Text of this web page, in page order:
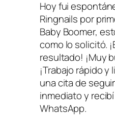
Hoy fui
Ringnails por
Baby Boomer,
como lo solicitó.
resultado! ¡Muy
¡Trabajo rápido y
una cita de
inmediato y
WhatsApp.